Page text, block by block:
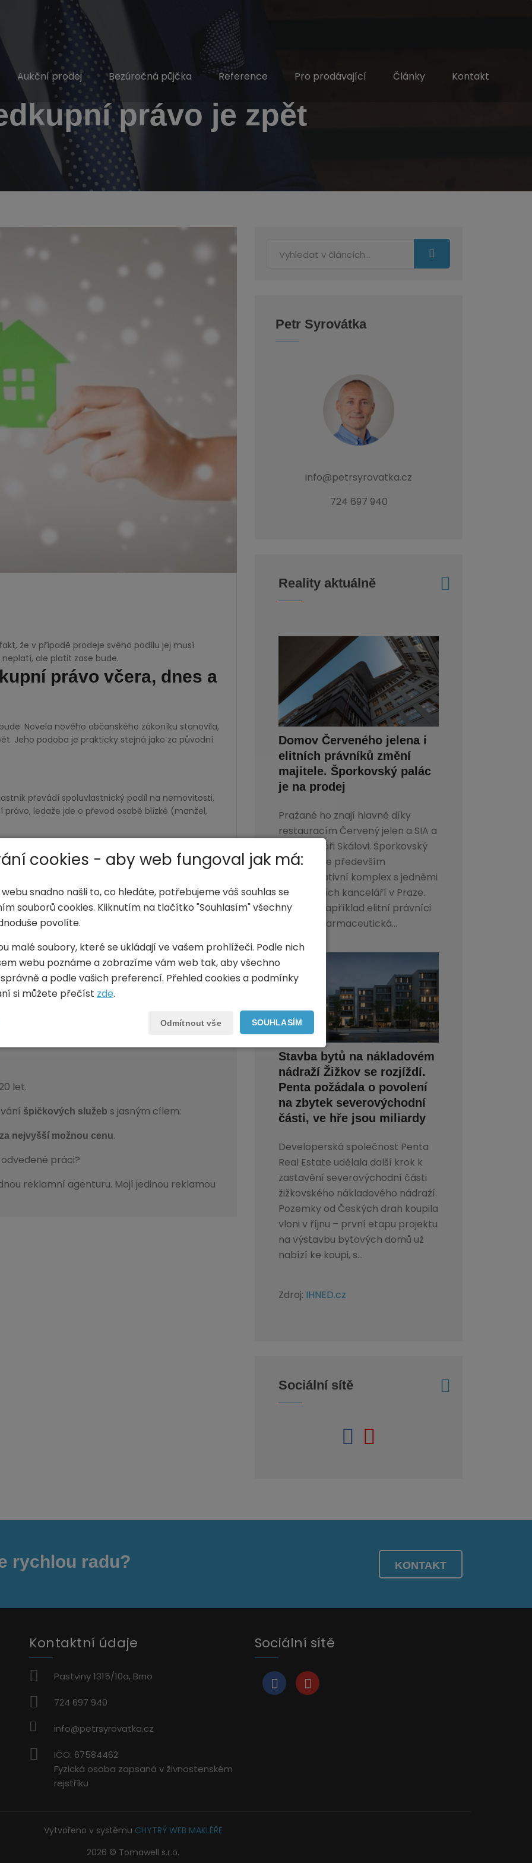
Aukční prodej Bezúročná půjčka Reference Pro prodávající Články Kontakt
právo je zpět
že v případě prodeje svého podílu jej musí
ale platit zase bude.
právo včera, dnes a
Novela nového občanského zákoníku stanovila,
Jeho podoba je prakticky stejná jako za původní
převádí spoluvlastnický podíl na nemovitosti,
ledaže jde o převod osobě blízké (manžel,
jehož předkupní právo bylo porušeno,
aby mu podíl nabídl ke koupi za stejných
Pokud tak nabyvatel neučiní, lze tuto
mohou ovlivnit, kdo bude jejich novým
a za
občanském zákoníku jsou vymyšlené řekněme
nemovitosti, neváhejte se na mě obrátit.
let.
špičkových služeb s jasným cílem:
za nejvyšší možnou cenu.
práci?
reklamní agenturu. Mojí jedinou reklamou
Petr Syrovátka
info@petrsyrovatka.cz
724 697 940
Reality aktuálně
Domov Červeného jelena i
elitních právníků změní
majitele. Šporkovský palác
je na prodej
Pražané ho znají hlavně díky
restauracím Červený jelen a SIA a
také cukráři Skálovi. Šporkovský
palác je ale především
administrativní komplex s jedněmi
z nejdražších kanceláří v Praze.
Sídlí zde například elitní právníci
Dentons, farmaceutická...
Stavba bytů na nákladovém
nádraží Žižkov se rozjíždí.
Penta požádala o povolení
na zbytek severovýchodní
části, ve hře jsou miliardy
Developerská společnost Penta
Real Estate udělala další krok k
zastavění severovýchodní části
žižkovského nákladového nádraží.
Pozemky od Českých drah koupila
vloni v říjnu – první etapu projektu
na výstavbu bytových domů už
nabízí ke koupi, s...
Zdroj: IHNED.cz
Sociální sítě
rychlou radu? KONTAKT
Kontaktní údaje
Pastviny 1315/10a, Brno
724 697 940
info@petrsyrovatka.cz
IČO: 67584462
Fyzická osoba zapsaná v živnostenském
rejstříku
Sociální sítě
Vytvořeno v systému CHYTRÝ WEB MAKLÉŘE
2026 © Tomawell s.r.o.
cookies - aby web fungoval jak má:
snadno našli to, co hledáte, potřebujeme váš souhlas se
souborů cookies. Kliknutím na tlačítko "Souhlasím" všechny
povolíte.
malé soubory, které se ukládají ve vašem prohlížeči. Podle nich
webu poznáme a zobrazíme vám web tak, aby všechno
a podle vašich preferencí. Přehled cookies a podmínky
si můžete přečíst zde.
SOUHLASÍM
Odmítnout vše